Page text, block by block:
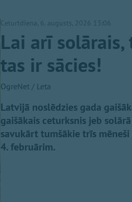
Ceturtdiena, 6. augusts, 2026 13:06
Lai arī
tas ir sācies!
OgreNet / Leta
Latvijā noslēdzies gada
gaišākais ceturksnis jeb
savukārt tumšākie trīs
4. februārim.